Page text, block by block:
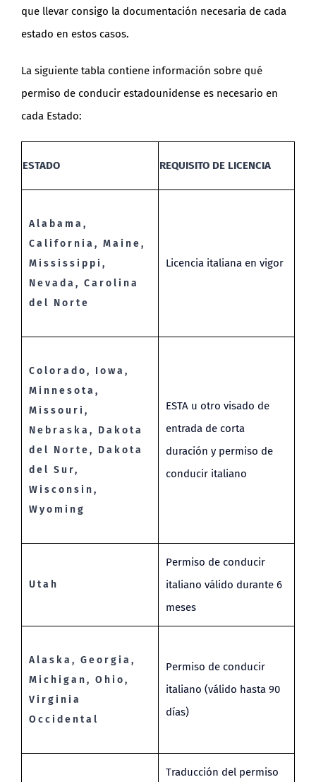
que llevar consigo la documentación necesaria de cada
estado en estos casos.
La siguiente tabla contiene información sobre qué
permiso de conducir estadounidense es necesario en
cada Estado:
ESTADO REQUISITO DE LICENCIA
Alabama,
California, Maine,
Mississippi,
Nevada, Carolina
del Norte
Licencia italiana en vigor
Colorado, Iowa,
Minnesota,
Missouri,
Nebraska, Dakota
del Norte, Dakota
del Sur,
Wisconsin,
Wyoming
ESTA u otro visado de
entrada de corta
duración y permiso de
conducir italiano
Utah
Permiso de conducir
italiano válido durante 6
meses
Alaska, Georgia,
Michigan, Ohio,
Virginia
Occidental
Permiso de conducir
italiano (válido hasta 90
días)
Traducción del permiso